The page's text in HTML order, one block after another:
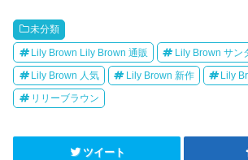
未分類
Lily Brown Lily Brown 通販 Lily Brown サン
Lily Brown 人気 Lily Brown 新作 Lily
リリーブラウン
ツイート